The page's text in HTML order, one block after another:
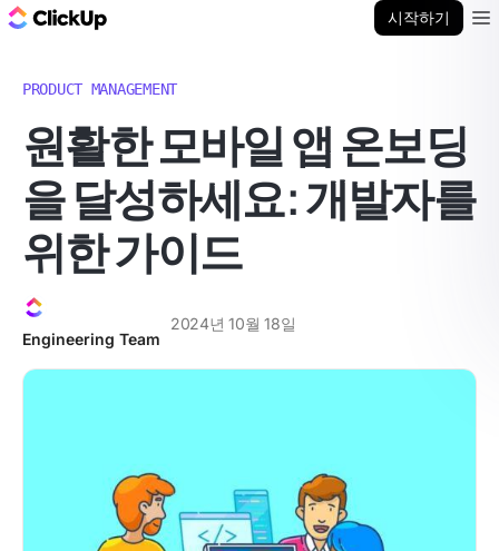
시작하기
PRODUCT MANAGEMENT
원활한 모바일 앱 온보딩
을 달성하세요: 개발자를
위한 가이드
Engineering Team
2024년 10월 18일